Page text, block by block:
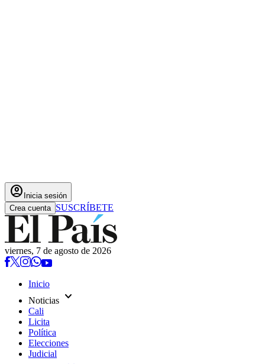
account_circle Inicia sesión
Crea cuenta SUSCRÍBETE
viernes, 7 de agosto de 2026
Inicio
Noticias expand_more
Cali
Licita
Política
Elecciones
Judicial